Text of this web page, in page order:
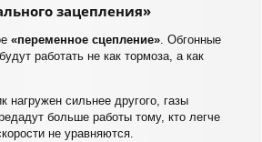
зацепления»
«переменное сцепление». Обгонные
работать не как тормоза, а как
нагружен сильнее другого, газы
больше работы тому, кто легче
не уравняются.